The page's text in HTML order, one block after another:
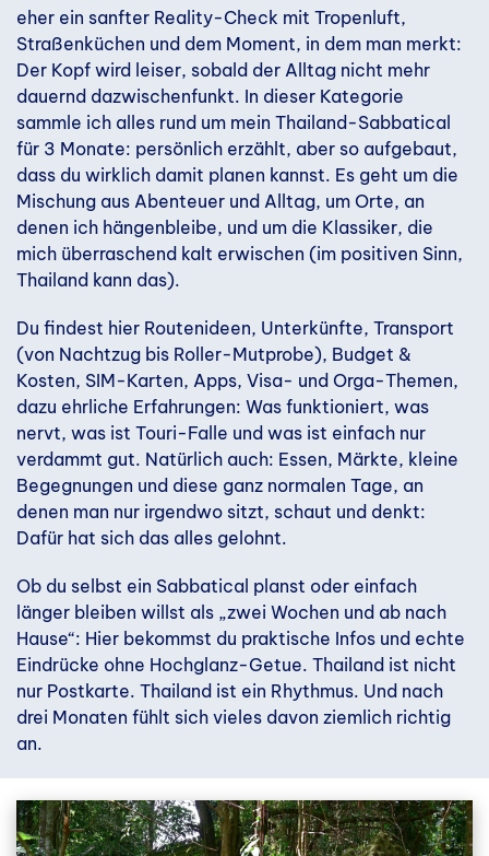
eher ein sanfter Reality-Check mit Tropenluft,
Straßenküchen und dem Moment, in dem man merkt:
Der Kopf wird leiser, sobald der Alltag nicht mehr
dauernd dazwischenfunkt. In dieser Kategorie
sammle ich alles rund um mein Thailand-Sabbatical
für 3 Monate: persönlich erzählt, aber so aufgebaut,
dass du wirklich damit planen kannst. Es geht um die
Mischung aus Abenteuer und Alltag, um Orte, an
denen ich hängenbleibe, und um die Klassiker, die
mich überraschend kalt erwischen (im positiven Sinn,
Thailand kann das).
Du findest hier Routenideen, Unterkünfte, Transport
(von Nachtzug bis Roller-Mutprobe), Budget &
Kosten, SIM-Karten, Apps, Visa- und Orga-Themen,
dazu ehrliche Erfahrungen: Was funktioniert, was
nervt, was ist Touri-Falle und was ist einfach nur
verdammt gut. Natürlich auch: Essen, Märkte, kleine
Begegnungen und diese ganz normalen Tage, an
denen man nur irgendwo sitzt, schaut und denkt:
Dafür hat sich das alles gelohnt.
Ob du selbst ein Sabbatical planst oder einfach
länger bleiben willst als „zwei Wochen und ab nach
Hause“: Hier bekommst du praktische Infos und echte
Eindrücke ohne Hochglanz-Getue. Thailand ist nicht
nur Postkarte. Thailand ist ein Rhythmus. Und nach
drei Monaten fühlt sich vieles davon ziemlich richtig
an.